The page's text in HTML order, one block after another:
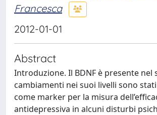
Francesca
2012-01-01
Abstract
Introduzione. Il BDNF è presente nel
cambiamenti nei suoi livelli sono
come marker per la misura
antidepressiva in alcuni disturbi